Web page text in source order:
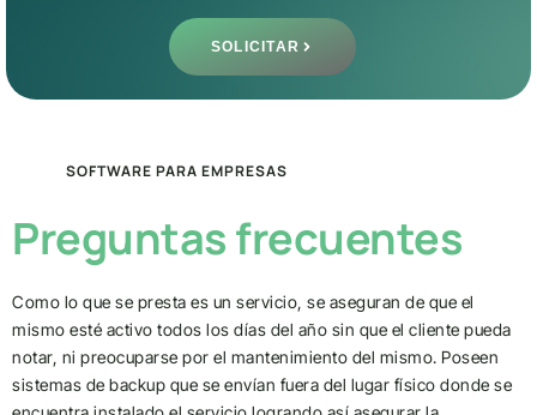
SOLICITAR
SOFTWARE PARA EMPRESAS
Preguntas frecuentes
Como lo que se presta es un servicio, se aseguran de que el
mismo esté activo todos los días del año sin que el cliente pueda
notar, ni preocuparse por el mantenimiento del mismo. Poseen
sistemas de backup que se envían fuera del lugar físico donde se